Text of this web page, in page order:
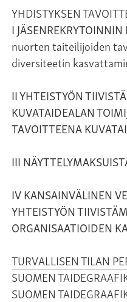
YHDISTYKSEN
I
nuorten taiteilijoiden
diversiteetin
II YHTEISTYÖN
KUVATAIDEALAN
TAVOITTEENA
III
IV KANSAINVÄLINEN
YHTEISTYÖN
ORGANISAATIOIDEN
TURVALLISEN TILAN
SUOMEN
SUOMEN